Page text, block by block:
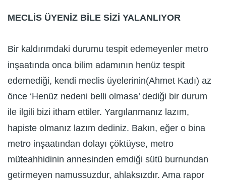
MECLİS ÜYENİZ BİLE SİZİ YALANLIYOR
Bir kaldırımdaki durumu tespit edemeyenler metro
inşaatında onca bilim adamının henüz tespit
edemediği, kendi meclis üyelerinin(Ahmet Kadı) az
önce ‘Henüz nedeni belli olmasa’ dediği bir durum
ile ilgili bizi itham ettiler. Yargılanmanız lazım,
hapiste olmanız lazım dediniz. Bakın, eğer o bina
metro inşaatından dolayı çöktüyse, metro
müteahhidinin annesinden emdiği sütü burnundan
getirmeyen namussuzdur, ahlaksızdır. Ama rapor